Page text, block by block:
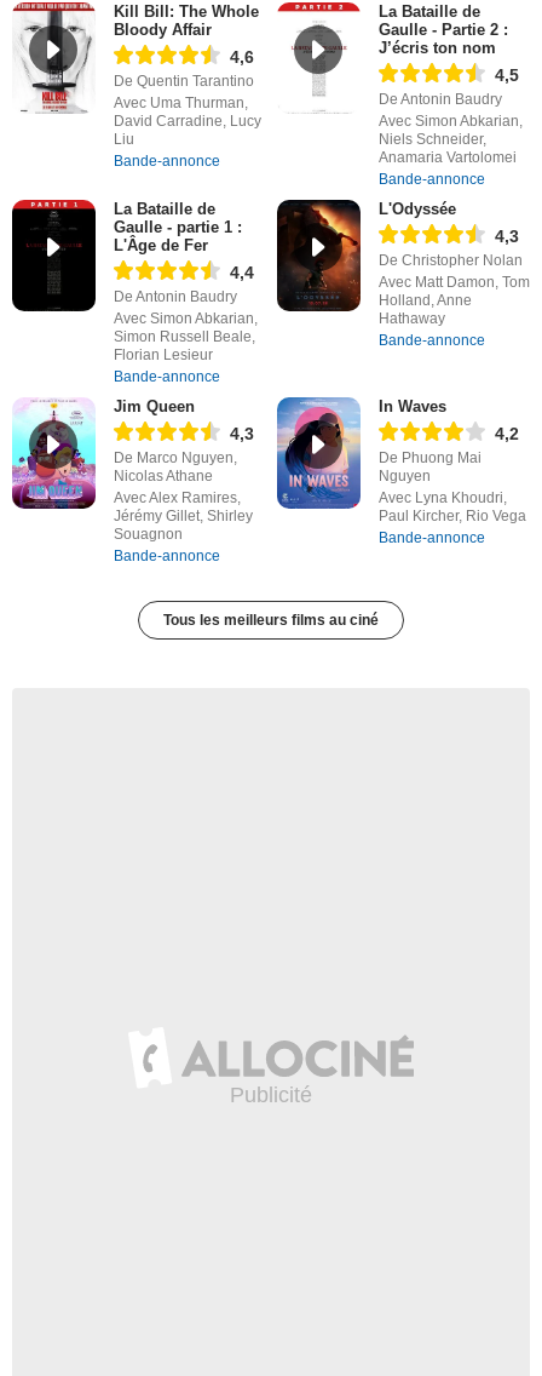
Kill Bill: The Whole
Bloody Affair
4,6
De Quentin Tarantino
Avec Uma Thurman,
David Carradine, Lucy
Liu
Bande-annonce
La Bataille de
Gaulle - Partie 2 :
J’écris ton nom
4,5
De Antonin Baudry
Avec Simon Abkarian,
Niels Schneider,
Anamaria Vartolomei
Bande-annonce
La Bataille de
Gaulle - partie 1 :
L'Âge de Fer
4,4
De Antonin Baudry
Avec Simon Abkarian,
Simon Russell Beale,
Florian Lesieur
Bande-annonce
L'Odyssée
4,3
De Christopher Nolan
Avec Matt Damon, Tom
Holland, Anne
Hathaway
Bande-annonce
Jim Queen
4,3
De Marco Nguyen,
Nicolas Athane
Avec Alex Ramires,
Jérémy Gillet, Shirley
Souagnon
Bande-annonce
In Waves
4,2
De Phuong Mai
Nguyen
Avec Lyna Khoudri,
Paul Kircher, Rio Vega
Bande-annonce
Tous les meilleurs films au ciné